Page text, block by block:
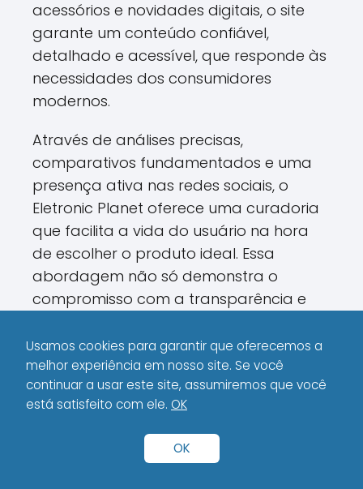
acessórios e novidades digitais, o site
garante um conteúdo confiável,
detalhado e acessível, que responde às
necessidades dos consumidores
modernos.
Através de análises precisas,
comparativos fundamentados e uma
presença ativa nas redes sociais, o
Eletronic Planet oferece uma curadoria
que facilita a vida do usuário na hora
de escolher o produto ideal. Essa
abordagem não só demonstra o
compromisso com a transparência e
site como uma referência indispensável
para quem deseja estar sempre
atualizado com as tendências
tecnológicas.
Se você está em busca de informações
Usamos cookies para garantir que oferecemos a
melhor experiência em nosso site. Se você
continuar a usar este site, assumiremos que você
está satisfeito com ele. OK
OK